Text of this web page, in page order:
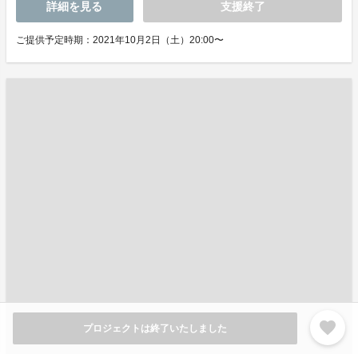
プロジェクトは終了いたしました favorite
詳細を見る 支援終了
ご提供予定時期：2021年10月2日（土）20:00〜